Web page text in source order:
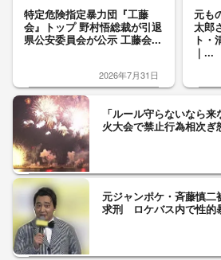
特定危険指定暴力団『工藤
会』トップ 野村悟総裁が引退
県公安委員会が公示 工藤会...
2026年7月31日
元も
太郎
ト・
｜...
「ルール守らないなら
火大会で禁止行為相次
元ジャンポケ・斉藤慎二
求刑 ロケバス内で性